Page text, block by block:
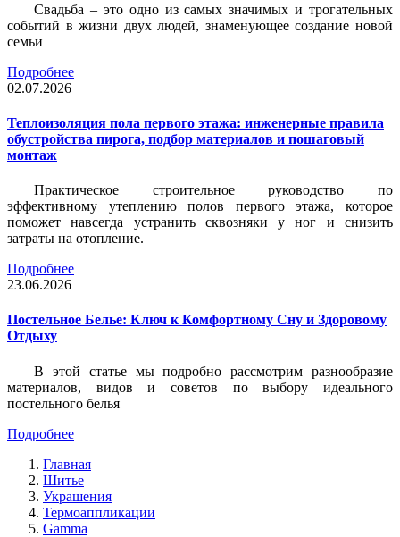
Свадьба – это одно из самых значимых и трогательных
событий в жизни двух людей, знаменующее создание новой
семьи
Подробнее
02.07.2026
Теплоизоляция пола первого этажа: инженерные правила
обустройства пирога, подбор материалов и пошаговый
монтаж
Практическое строительное руководство по
эффективному утеплению полов первого этажа, которое
поможет навсегда устранить сквозняки у ног и снизить
затраты на отопление.
Подробнее
23.06.2026
Постельное Белье: Ключ к Комфортному Сну и Здоровому
Отдыху
В этой статье мы подробно рассмотрим разнообразие
материалов, видов и советов по выбору идеального
постельного белья
Подробнее
Главная
Шитье
Украшения
Термоаппликации
Gamma